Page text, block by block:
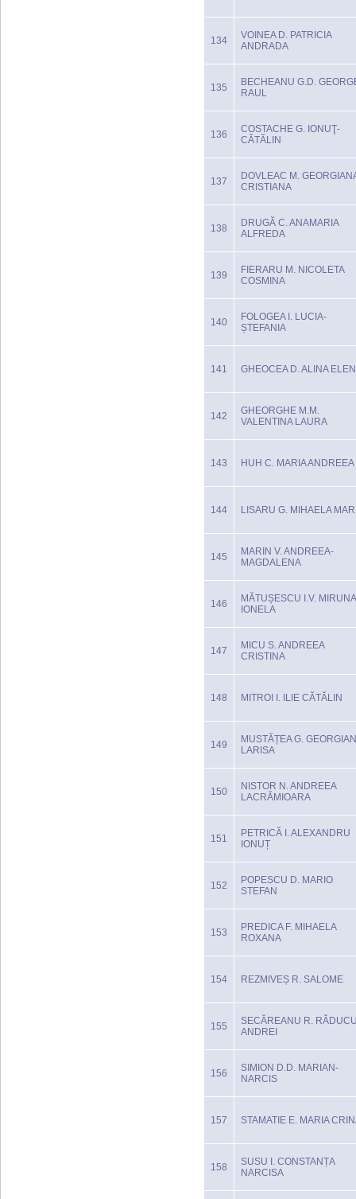
134
VOINEA D. PATRICIA
ANDRADA
135
BECHEANU G.D.
RAUL
136
COSTACHE G. IONUŢ-
CĂTĂLIN
137
DOVLEAC M.
CRISTIANA
138
DRUGĂ C. ANAMARIA
ALFREDA
139
FIERARU M. NICOLETA
COSMINA
140
FOLOGEA I. LUCIA-
ȘTEFANIA
141 GHEOCEA D. ALINA
142
GHEORGHE M.M.
VALENTINA LAURA
143 HUH C. MARIA ANDREEA
144 LISARU G. MIHAELA
145
MARIN V. ANDREEA-
MAGDALENA
146
MĂTUȘESCU I.V. MIRUNA
IONELA
147
MICU S. ANDREEA
CRISTINA
148 MITROI I. ILIE CĂTĂLIN
149
MUSTĂȚEA G.
LARISA
150
NISTOR N. ANDREEA
LACRĂMIOARA
151
PETRICĂ I. ALEXANDRU
IONUȚ
152
POPESCU D. MARIO
STEFAN
153
PREDICA F. MIHAELA
ROXANA
154 REZMIVEȘ R. SALOME
155
SECĂREANU R.
ANDREI
156
SIMION D.D. MARIAN-
NARCIS
157 STAMATIE E. MARIA
158
SUSU I. CONSTANȚA
NARCISA